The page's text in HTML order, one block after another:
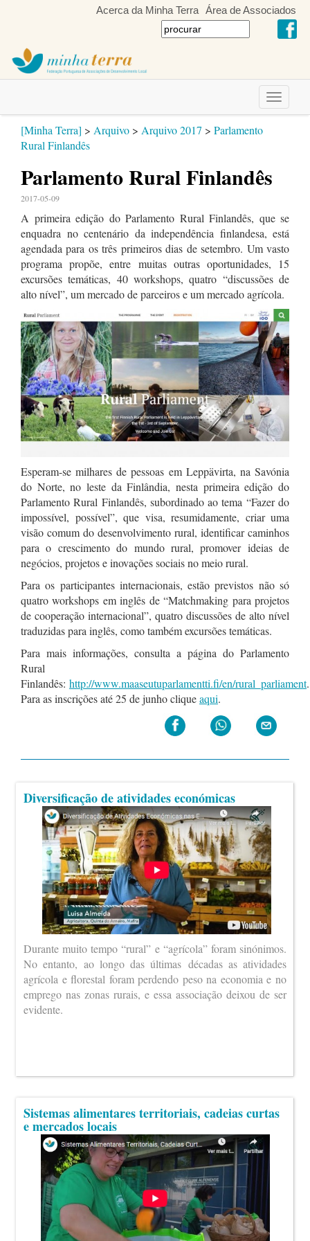
Acerca da Minha Terra Área de Associados
Toggle
[Minha Terra] > Arquivo > Arquivo 2017 > Parlamento
Rural Finlandês
Parlamento Rural Finlandês
2017-05-09
A primeira edição do Parlamento Rural Finlandês, que se
enquadra no centenário da independência finlandesa, está
agendada para os três primeiros dias de setembro. Um vasto
programa propõe, entre muitas outras oportunidades, 15
excursões temáticas, 40 workshops, quatro “discussões de
alto nível”, um mercado de parceiros e um mercado agrícola.
Esperam-se milhares de pessoas em Leppävirta, na Savónia
do Norte, no leste da Finlândia, nesta primeira edição do
Parlamento Rural Finlandês, subordinado ao tema “Fazer do
impossível, possível”, que visa, resumidamente, criar uma
visão comum do desenvolvimento rural, identificar caminhos
para o crescimento do mundo rural, promover ideias de
negócios, projetos e inovações sociais no meio rural.
Para os participantes internacionais, estão previstos não só
quatro workshops em inglês de “Matchmaking para projetos
de cooperação internacional”, quatro discussões de alto nível
traduzidas para inglês, como também excursões temáticas.
Para mais informações, consulta a página do Parlamento
Rural
Finlandês: http://www.maaseutuparlamentti.fi/en/rural_parliament.
Para as inscrições até 25 de junho cliqueaqui.
Diversificação de atividades económicas
Durante muito tempo “rural” e “agrícola” foram sinónimos.
No entanto, ao longo das últimas décadas as atividades
agrícola e florestal foram perdendo peso na economia e no
emprego nas zonas rurais, e essa associação deixou de ser
evidente.
Sistemas alimentares territoriais, cadeias curtas
e mercados locais